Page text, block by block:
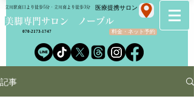
​美脚専門サロン ノーブル
立川駅南口より徒歩5分・立川南より徒歩3分
料金・ネット予約
070-2173-1747
​医療提携サロン
記事